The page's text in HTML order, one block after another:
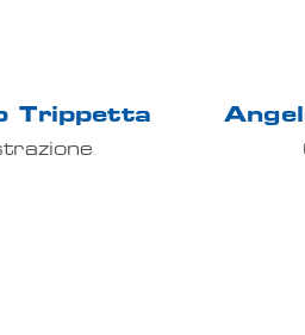
Trippetta